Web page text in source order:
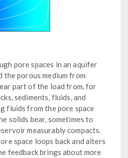
pore spaces in an aquifer
the porous medium from
part of the load from, for
sediments, fluids, and
fluids from the pore space
solids bear, sometimes to
measurably compacts.
space loops back and alters
feedback brings about more